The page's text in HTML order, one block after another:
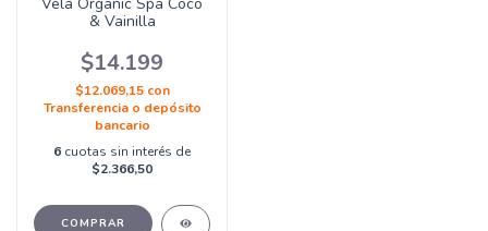
& Vainilla
$14.199
$12.069,15 con
Transferencia o depósito
bancario
6 cuotas sin interés de
$2.366,50